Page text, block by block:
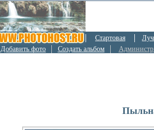
Стартовая
Добавить фото Создать альбом